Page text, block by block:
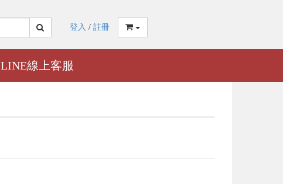
登入 / 註冊
LINE線上客服